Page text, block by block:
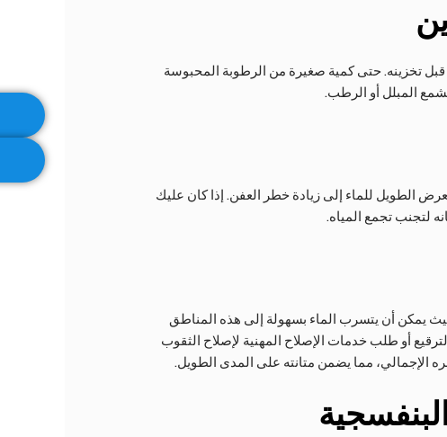
تخزينه. حتى كمية صغيرة من الرطوبة المحبوسة
المبلل أو الرطب.
الطويل للماء إلى زيادة خطر العفن. إذا كان عليك
لتجنب تجمع المياه.
يمكن أن يتسرب الماء بسهولة إلى هذه المناطق
أو طلب خدمات الإصلاح المهنية لإصلاح الثقوب
الإجمالي، مما يضمن متانته على المدى الطويل.